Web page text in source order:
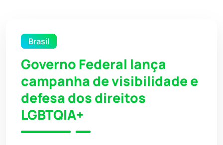
Brasil
Governo Federal lança
campanha de visibilidade e
defesa dos direitos
LGBTQIA+